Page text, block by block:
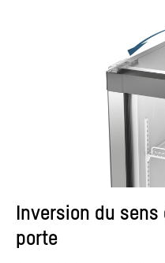
Inversion du
porte